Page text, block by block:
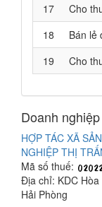
17
Cho
18
Bán lẻ
19
Cho
Doanh
HỢP TÁC XÃ
NGHIỆP THỊ
Mã số thuế:
Địa chỉ: KDC
Hải Phòng